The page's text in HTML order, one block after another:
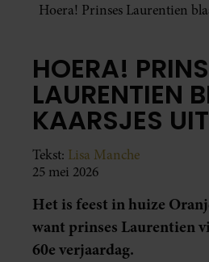
Hoera! Prinses Laurentien
HOERA!
LAURENTIEN
KAARSJES UIT
Tekst: Lisa Manche
25 mei 2026
Het is feest in huize
want prinses Laurentien
60e verjaardag.